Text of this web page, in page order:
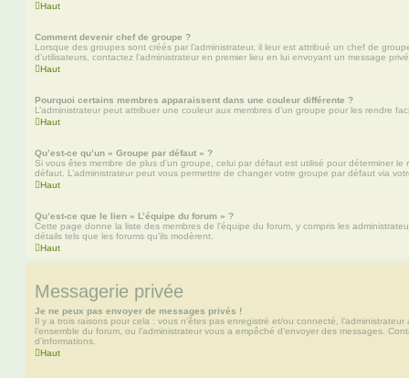
Haut
Comment devenir chef de groupe ?
Lorsque des groupes sont créés par l’administrateur, il leur est attribué un chef de
d’utilisateurs, contactez l’administrateur en premier lieu en lui envoyant un message
Haut
Pourquoi certains membres apparaissent dans une couleur différente ?
L’administrateur peut attribuer une couleur aux membres d’un groupe pour les rendre
Haut
Qu’est-ce qu’un « Groupe par défaut » ?
Si vous êtes membre de plus d’un groupe, celui par défaut est utilisé pour déterminer
défaut. L’administrateur peut vous permettre de changer votre groupe par défaut via
Haut
Qu’est-ce que le lien « L’équipe du forum » ?
Cette page donne la liste des membres de l’équipe du forum, y compris les
détails tels que les forums qu’ils modèrent.
Haut
Messagerie privée
Je ne peux pas envoyer de messages privés !
Il y a trois raisons pour cela : vous n’êtes pas enregistré et/ou connecté,
l’ensemble du forum, ou l’administrateur vous a empêché d’envoyer des messages.
d’informations.
Haut